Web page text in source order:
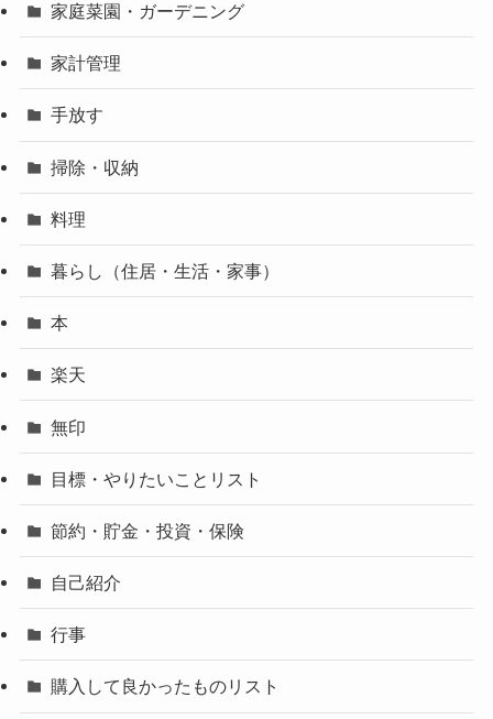
家庭菜園・ガーデニング
家計管理
手放す
掃除・収納
料理
暮らし（住居・生活・家事）
本
楽天
無印
目標・やりたいことリスト
節約・貯金・投資・保険
自己紹介
行事
購入して良かったものリスト